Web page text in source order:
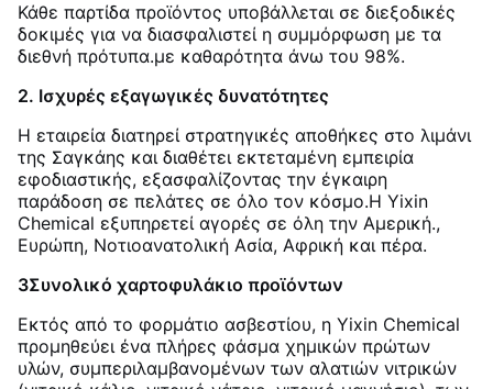
Κάθε παρτίδα προϊόντος υποβάλλεται σε διεξοδικές
δοκιμές για να διασφαλιστεί η συμμόρφωση με τα
διεθνή πρότυπα.με καθαρότητα άνω του 98%.
2. Ισχυρές εξαγωγικές δυνατότητες
Η εταιρεία διατηρεί στρατηγικές αποθήκες στο λιμάνι
της Σαγκάης και διαθέτει εκτεταμένη εμπειρία
εφοδιαστικής, εξασφαλίζοντας την έγκαιρη
παράδοση σε πελάτες σε όλο τον κόσμο.Η Yixin
Chemical εξυπηρετεί αγορές σε όλη την Αμερική.,
Ευρώπη, Νοτιοανατολική Ασία, Αφρική και πέρα.
3Συνολικό χαρτοφυλάκιο προϊόντων
Εκτός από το φορμάτιο ασβεστίου, η Yixin Chemical
προμηθεύει ένα πλήρες φάσμα χημικών πρώτων
υλών, συμπεριλαμβανομένων των αλατιών νιτρικών